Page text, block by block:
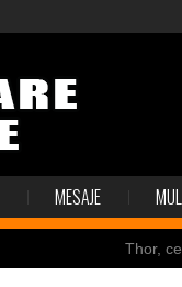
MESAJE
Thor,